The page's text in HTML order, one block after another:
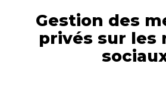
Gestion des
privés sur les